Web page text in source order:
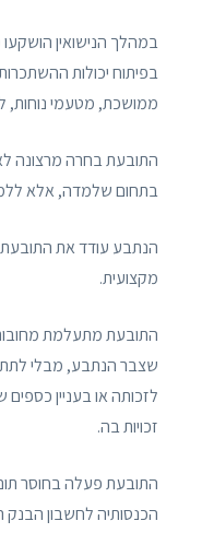
במהלך הנישואין
בפיתוח יכולות
ממושכת, מטעמי נוחות,
התובעת בחרה מרצונה
בתחום שלמדה, אלא
הנתבע עודד את
מקצועית.
התובעת מתעלמת
שצבר הנתבע, מבלי לתת
לזכותה או בעניין
זכויות בה.
התובעת פעלה בחוסר
הכנסותיה לחשבון